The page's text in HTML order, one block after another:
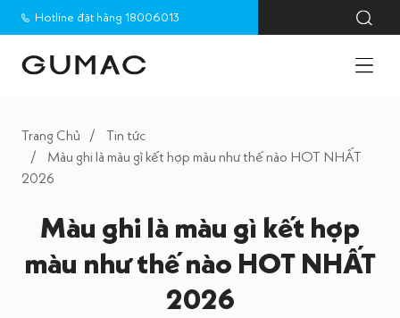
Hotline đặt hàng 18006013
Trang Chủ
Tin tức
Màu ghi là màu gì kết hợp màu như thế nào HOT NHẤT
2026
Màu ghi là màu gì kết hợp
màu như thế nào HOT NHẤT
2026